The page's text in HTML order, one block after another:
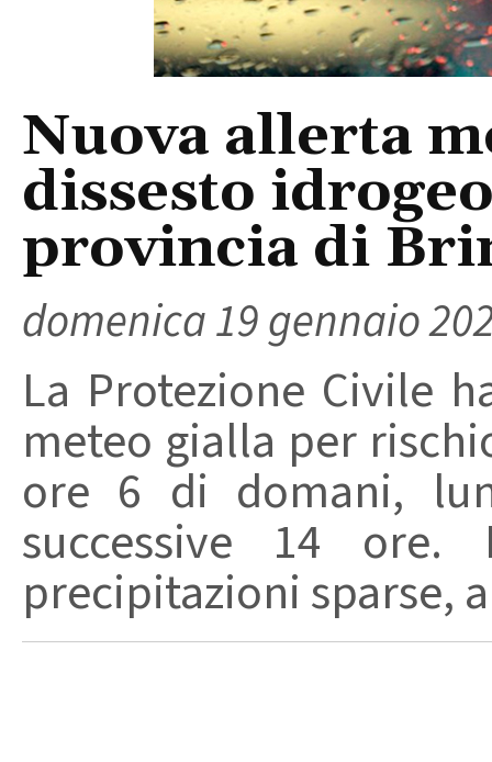
Nuova allerta
dissesto
provincia di
domenica 19 gennaio
La Protezione Civile
meteo gialla per
ore 6 di domani,
successive 14 ore.
precipitazioni sparse,